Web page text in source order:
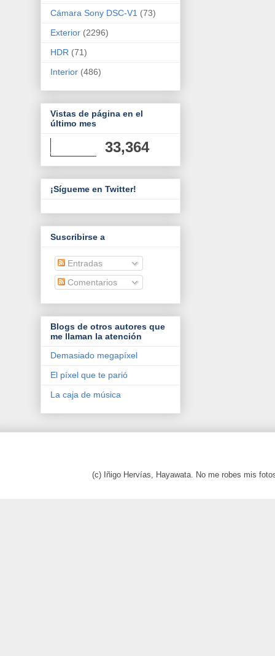
Cámara Sony DSC-V1 (73)
Exterior (2296)
HDR (71)
Interior (486)
Vistas de página en el
último mes
33,364
¡Sígueme en Twitter!
Suscribirse a
Entradas
Comentarios
Blogs de otros autores que
me llaman la atención
Demasiado megapíxel
El píxel que te parió
La caja de música
(c) Iñigo Hervías, Hayawata. No me robes mis